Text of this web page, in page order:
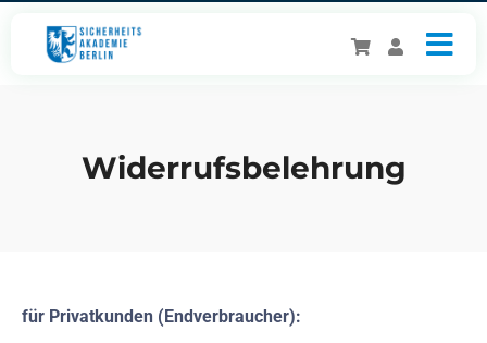
Widerrufsbelehrung
für Privatkunden (Endverbraucher):